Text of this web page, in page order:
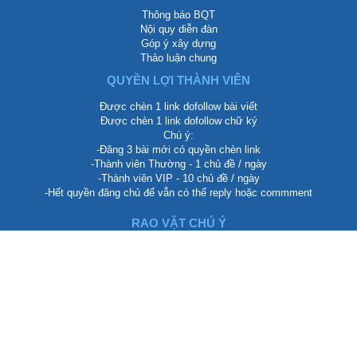
Thông báo BQT
Nội quy diễn đàn
Góp ý xây dựng
Thảo luận chung
QUYỀN LỢI THÀNH VIÊN
Được chèn 1 link dofollow bài viết
Được chèn 1 link dofollow chữ ký
Chú ý:
-Đăng 3 bài mới có quyền chèn link
-Thành viên Thường - 1 chủ đề / ngày
-Thành viên VIP - 10 chủ đề / ngày
-Hết quyền đăng chủ để vẫn có thể reply hoặc commment
RAO VẶT CHÚ Ý